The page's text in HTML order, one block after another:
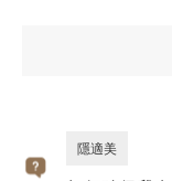
隱適美